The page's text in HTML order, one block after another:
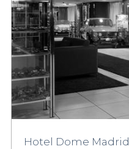
Hotel Dome Madrid